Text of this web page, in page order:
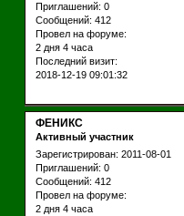
Приглашений: 0
Сообщений: 412
Провел на форуме:
2 дня 4 часа
Последний визит:
2018-12-19 09:01:32
ФЕНИКС
Активный участник
Зарегистрирован: 2011-08-01
Приглашений: 0
Сообщений: 412
Провел на форуме:
2 дня 4 часа